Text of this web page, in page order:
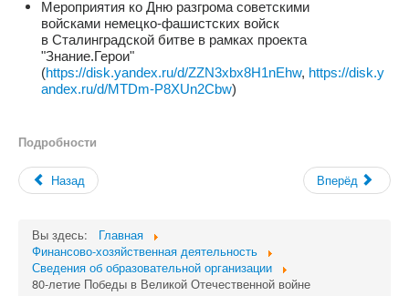
Мероприятия ко Дню разгрома советскими
войсками немецко-фашистских войск
в Сталинградской битве в рамках проекта
"Знание.Герои"
(https://disk.yandex.ru/d/ZZN3xbx8H1nEhw, https://disk.y
andex.ru/d/MTDm-P8XUn2Cbw)
Подробности
Назад Вперёд
Вы здесь:
Главная
Финансово-хозяйственная деятельность
Сведения об образовательной организации
80-летие Победы в Великой Отечественной войне